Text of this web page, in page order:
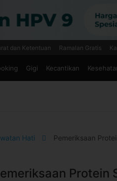
dan Ketentuan Ramalan Gratis
Gigi Kecantikan
Hati Pemeriksaan
Protein